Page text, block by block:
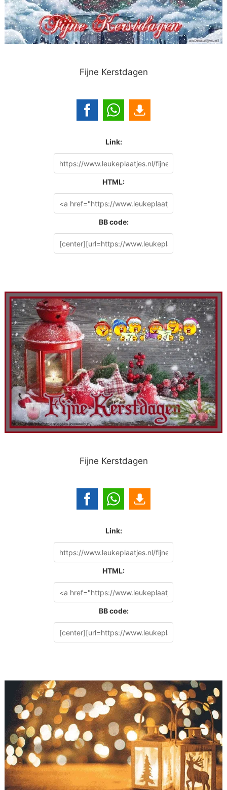
Fijne Kerstdagen
Link:
HTML:
BB code:
Fijne Kerstdagen
Link:
HTML:
BB code: